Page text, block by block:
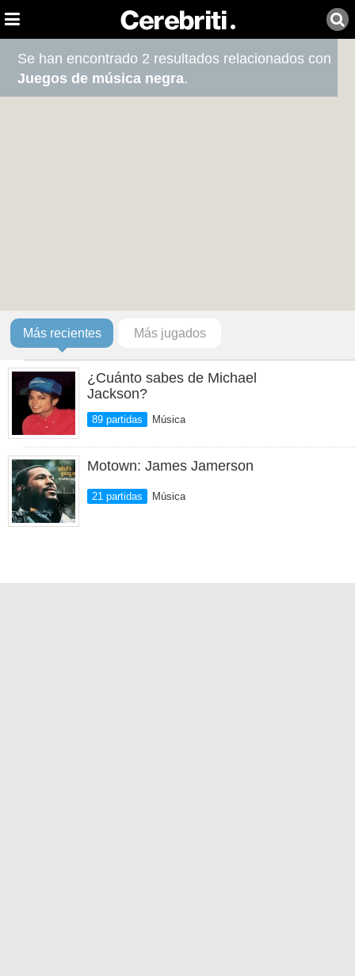
Se han encontrado 2 resultados relacionados con
Juegos de música negra.
Más recientes Más jugados
¿Cuánto sabes de Michael
Jackson?
89 partidas Música
Motown: James Jamerson
21 partidas Música